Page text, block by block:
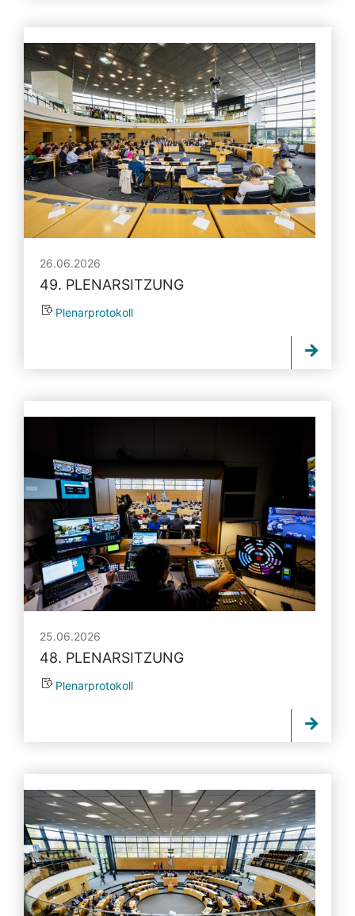
26.06.2026
49. PLENARSITZUNG
Plenarprotokoll
25.06.2026
48. PLENARSITZUNG
Plenarprotokoll